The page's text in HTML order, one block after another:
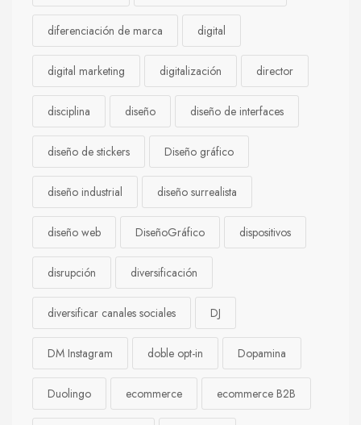
diferenciación de marca digital
digital marketing digitalización director
disciplina diseño diseño de interfaces
diseño de stickers Diseño gráfico
diseño industrial diseño surrealista
diseño web DiseñoGráfico dispositivos
disrupción diversificación
diversificar canales sociales DJ
DM Instagram doble opt-in Dopamina
Duolingo ecommerce ecommerce B2B